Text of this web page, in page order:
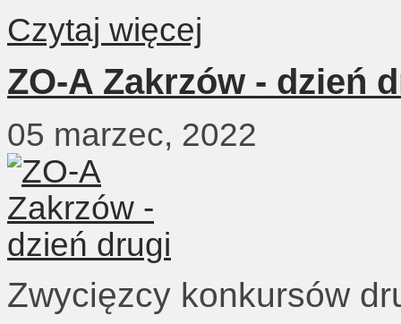
Czytaj więcej
ZO-A Zakrzów - dzień
05 marzec, 2022
Zwycięzcy konkursów